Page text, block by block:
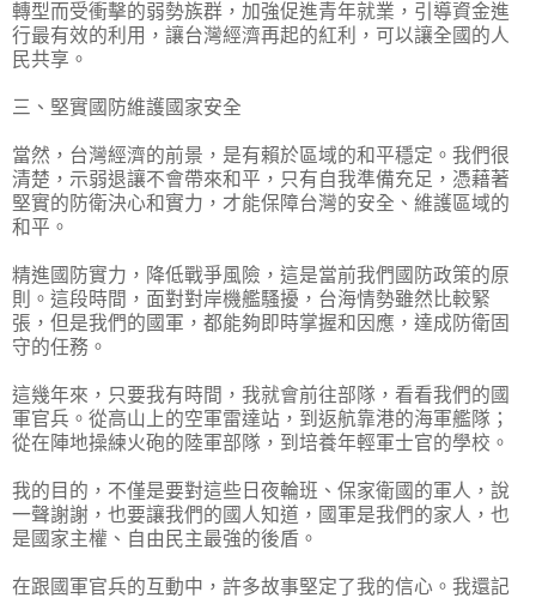
轉型而受衝擊的弱勢族群，加強促進青年就業，引導資金進
行最有效的利用，讓台灣經濟再起的紅利，可以讓全國的人
民共享。
三、堅實國防維護國家安全
當然，台灣經濟的前景，是有賴於區域的和平穩定。我們很
清楚，示弱退讓不會帶來和平，只有自我準備充足，憑藉著
堅實的防衛決心和實力，才能保障台灣的安全、維護區域的
和平。
精進國防實力，降低戰爭風險，這是當前我們國防政策的原
則。這段時間，面對對岸機艦騷擾，台海情勢雖然比較緊
張，但是我們的國軍，都能夠即時掌握和因應，達成防衛固
守的任務。
這幾年來，只要我有時間，我就會前往部隊，看看我們的國
軍官兵。從高山上的空軍雷達站，到返航靠港的海軍艦隊；
從在陣地操練火砲的陸軍部隊，到培養年輕軍士官的學校。
我的目的，不僅是要對這些日夜輪班、保家衛國的軍人，說
一聲謝謝，也要讓我們的國人知道，國軍是我們的家人，也
是國家主權、自由民主最強的後盾。
在跟國軍官兵的互動中，許多故事堅定了我的信心。我還記